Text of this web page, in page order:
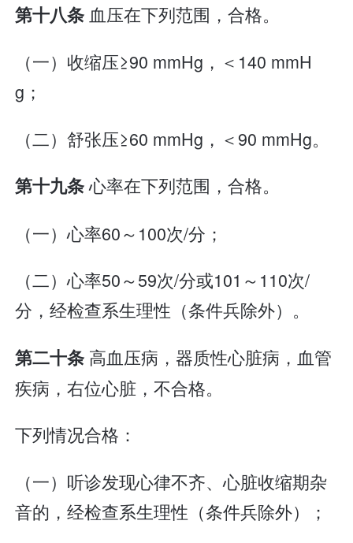
第十八条 血压在下列范围，合格。
（一）收缩压≥90 mmHg，＜140 mmH
g；
（二）舒张压≥60 mmHg，＜90 mmHg。
第十九条心率在下列范围，合格。
（一）心率60～100次/分；
（二）心率50～59次/分或101～110次/
分，经检查系生理性（条件兵除外）。
第二十条 高血压病，器质性心脏病，血管
疾病，右位心脏，不合格。
下列情况合格：
（一）听诊发现心律不齐、心脏收缩期杂
音的，经检查系生理性（条件兵除外）；